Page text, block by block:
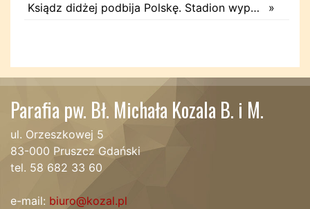
»
Ksiądz didżej podbija Polskę. Stadion wyprzedał się w dobę
Parafia pw. Bł. Michała Kozala B. i M.
ul. Orzeszkowej 5
83-000 Pruszcz Gdański
tel. 58 682 33 60
e-mail: biuro@kozal.pl